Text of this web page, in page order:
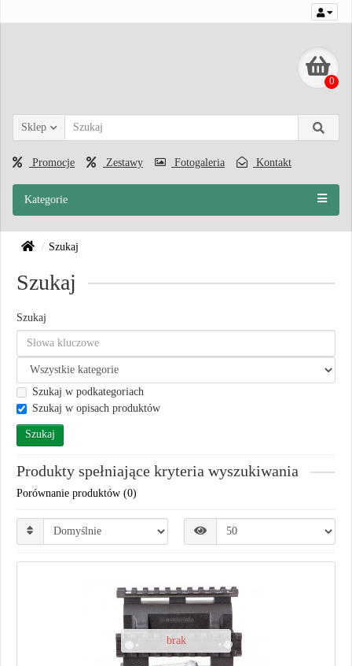
0
Sklep
Promocje Zestawy Fotogaleria Kontakt
Kategorie
Szukaj
Szukaj
Szukaj
Szukaj w podkategoriach
Szukaj w opisach produktów
Produkty spełniające kryteria wyszukiwania
Porównanie produktów (0)
brak